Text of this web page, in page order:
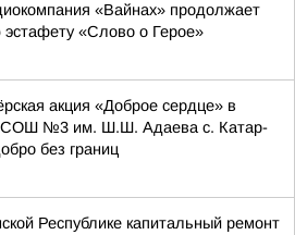
«Вайнах» продолжает
эстафету «Слово о Герое»
акция «Доброе сердце» в
№3 им. Ш.Ш. Адаева с. Катар-
без границ
Республике капитальный ремонт